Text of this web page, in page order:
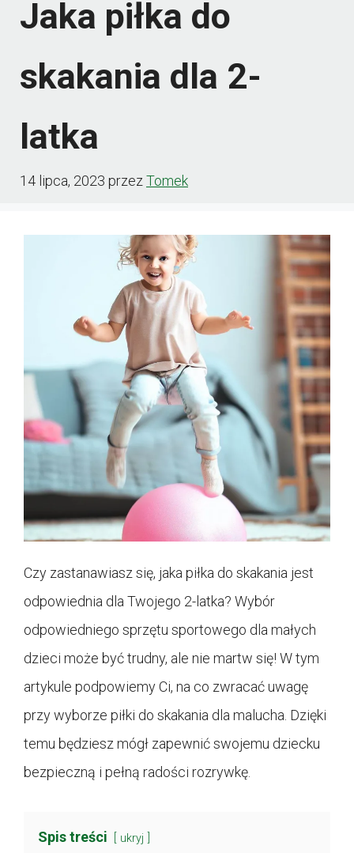
Jaka piłka do
skakania dla 2-
latka
14 lipca, 2023 przez Tomek
Czy zastanawiasz się, jaka piłka do skakania jest
odpowiednia dla Twojego 2-latka? Wybór
odpowiedniego sprzętu sportowego dla małych
dzieci może być trudny, ale nie martw się! W tym
artykule podpowiemy Ci, na co zwracać uwagę
przy wyborze piłki do skakania dla malucha. Dzięki
temu będziesz mógł zapewnić swojemu dziecku
bezpieczną i pełną radości rozrywkę.
Spis treści ukryj